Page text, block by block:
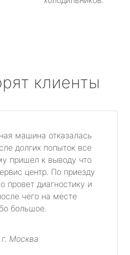
клиенты
машина отказалась
долгих попыток все
пришел к выводу что
центр. По приезду
провет диагностику и
чего на месте
большое.
г. Москва